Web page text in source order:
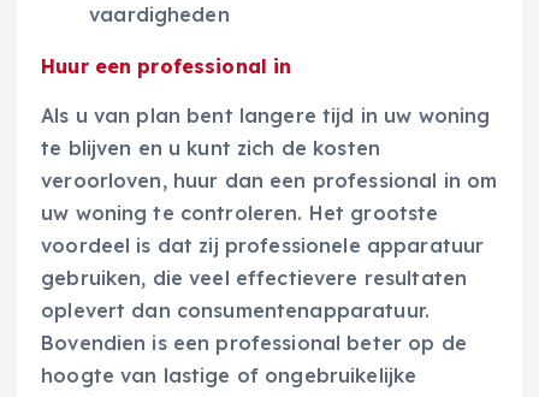
vaardigheden
Huur een professional in
Als u van plan bent langere tijd in uw woning
te blijven en u kunt zich de kosten
veroorloven, huur dan een professional in om
uw woning te controleren. Het grootste
voordeel is dat zij professionele apparatuur
gebruiken, die veel effectievere resultaten
oplevert dan consumentenapparatuur.
Bovendien is een professional beter op de
hoogte van lastige of ongebruikelijke